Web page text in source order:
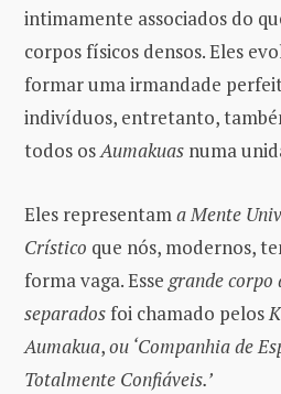
intimamente associados do
corpos físicos densos. Eles
formar uma irmandade
indivíduos, entretanto,
todos osAumakuas numa
Eles representama Mente
Crístico que nós, modernos,
forma vaga. Esse grande corpo
separadosfoi chamado pelos
Aumakua,ou ‘Companhia de
Totalmente Confiáveis.’